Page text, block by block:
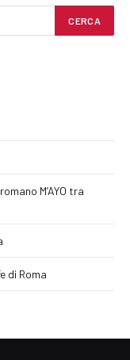
M’AYO tra
di Roma